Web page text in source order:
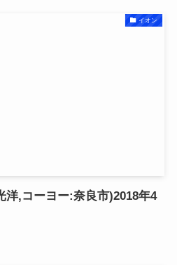
イオン
洋,コーヨー:奈良市)2018年4